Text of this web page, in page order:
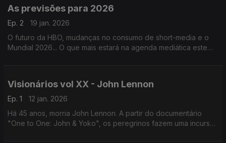
As previsões para 2026
Ep. 2
19 jan. 2026
O futuro da HBO, mudanças no consumo de short-media e o
Mundial 2026... O que mais estará na agenda mediática este
Visionários vol XX - John Lennon
Ep. 1
12 jan. 2026
Há 45 anos, morria John Lennon. A partir do documentário
"One to One: John & Yoko", os peregrinos fazem uma incursão